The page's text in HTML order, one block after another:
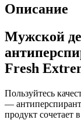
Описание
Мужской
Fresh
Пользуйтесь
—
продукт сочетает